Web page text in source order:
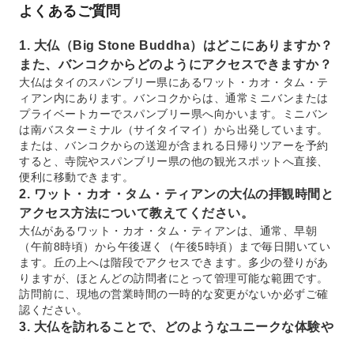
よくあるご質問
1. 大仏（Big Stone Buddha）はどこにありますか？
また、バンコクからどのようにアクセスできますか？
大仏はタイのスパンブリー県にあるワット・カオ・タム・テ
ィアン内にあります。バンコクからは、通常ミニバンまたは
プライベートカーでスパンブリー県へ向かいます。ミニバン
は南バスターミナル（サイタイマイ）から出発しています。
または、バンコクからの送迎が含まれる日帰りツアーを予約
すると、寺院やスパンブリー県の他の観光スポットへ直接、
便利に移動できます。
2. ワット・カオ・タム・ティアンの大仏の拝観時間と
アクセス方法について教えてください。
大仏があるワット・カオ・タム・ティアンは、通常、早朝
（午前8時頃）から午後遅く（午後5時頃）まで毎日開いてい
ます。丘の上へは階段でアクセスできます。多少の登りがあ
りますが、ほとんどの訪問者にとって管理可能な範囲です。
訪問前に、現地の営業時間の一時的な変更がないか必ずご確
認ください。
3. 大仏を訪れることで、どのようなユニークな体験や